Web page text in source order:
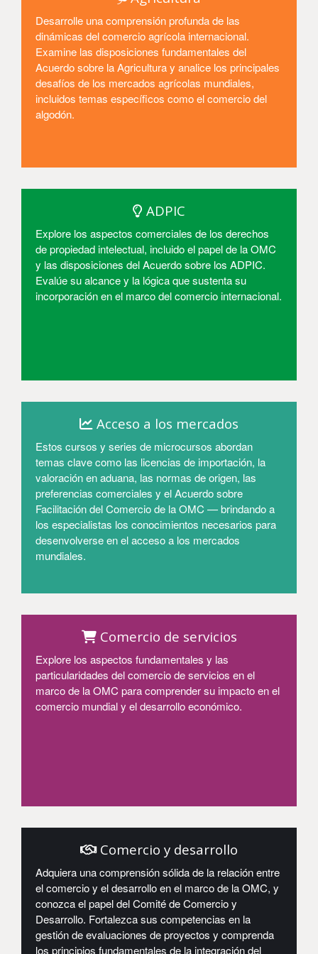
Desarrolle una comprensión profunda de las
dinámicas del comercio agrícola internacional.
Examine las disposiciones fundamentales del
Acuerdo sobre la Agricultura y analice los principales
desafíos de los mercados agrícolas mundiales,
incluidos temas específicos como el comercio del
algodón.
ADPIC
Explore los aspectos comerciales de los derechos
de propiedad intelectual, incluido el papel de la OMC
y las disposiciones del Acuerdo sobre los ADPIC.
Evalúe su alcance y la lógica que sustenta su
incorporación en el marco del comercio internacional.
Acceso a los mercados
Estos cursos y series de microcursos abordan
temas clave como las licencias de importación, la
valoración en aduana, las normas de origen, las
preferencias comerciales y el Acuerdo sobre
Facilitación del Comercio de la OMC — brindando a
los especialistas los conocimientos necesarios para
desenvolverse en el acceso a los mercados
mundiales.
Comercio de servicios
Explore los aspectos fundamentales y las
particularidades del comercio de servicios en el
marco de la OMC para comprender su impacto en el
comercio mundial y el desarrollo económico.
Comercio y desarrollo
Adquiera una comprensión sólida de la relación entre
el comercio y el desarrollo en el marco de la OMC, y
conozca el papel del Comité de Comercio y
Desarrollo. Fortalezca sus competencias en la
gestión de evaluaciones de proyectos y comprenda
los principios fundamentales de la integración del